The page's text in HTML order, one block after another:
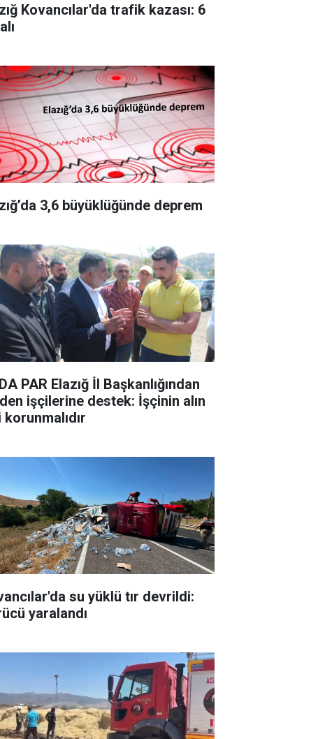
Kovancılar'da trafik kazası: 6
3,6 büyüklüğünde deprem
PAR Elazığ İl Başkanlığından
işçilerine destek: İşçinin alın
su yüklü tır devrildi:
yaralandı